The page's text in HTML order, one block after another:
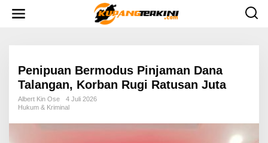
Penipuan Bermodus Pinjaman Dana
Talangan, Korban Rugi Ratusan Juta
Albert Kin Ose
4 Juli 2026
Hukum & Kriminal